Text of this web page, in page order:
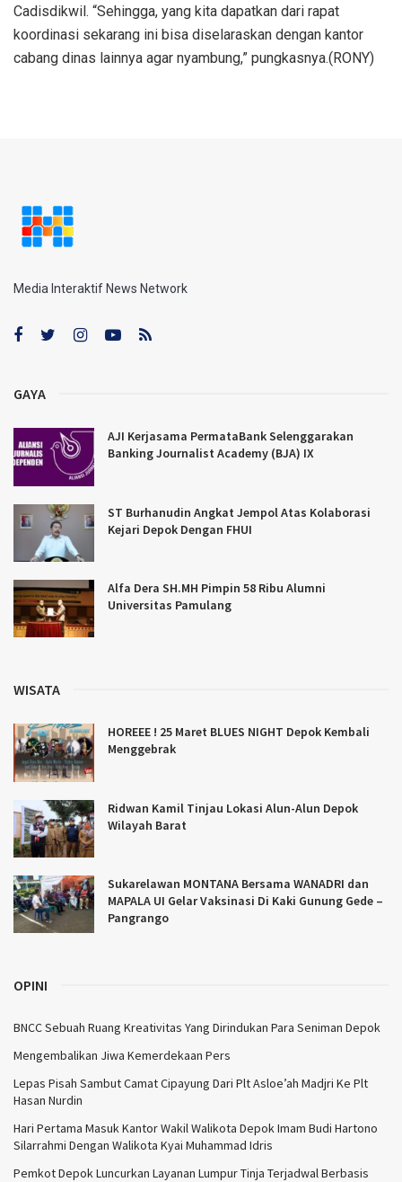
Cadisdikwil. “Sehingga, yang kita dapatkan dari rapat
koordinasi sekarang ini bisa diselaraskan dengan kantor
cabang dinas lainnya agar nyambung,” pungkasnya.(RONY)
Media Interaktif News Network
GAYA
AJI Kerjasama PermataBank Selenggarakan
Banking Journalist Academy (BJA) IX
ST Burhanudin Angkat Jempol Atas Kolaborasi
Kejari Depok Dengan FHUI
Alfa Dera SH.MH Pimpin 58 Ribu Alumni
Universitas Pamulang
WISATA
HOREEE ! 25 Maret BLUES NIGHT Depok Kembali
Menggebrak
Ridwan Kamil Tinjau Lokasi Alun-Alun Depok
Wilayah Barat
Sukarelawan MONTANA Bersama WANADRI dan
MAPALA UI Gelar Vaksinasi Di Kaki Gunung Gede –
Pangrango
OPINI
BNCC Sebuah Ruang Kreativitas Yang Dirindukan Para Seniman Depok
Mengembalikan Jiwa Kemerdekaan Pers
Lepas Pisah Sambut Camat Cipayung Dari Plt Asloe’ah Madjri Ke Plt
Hasan Nurdin
Hari Pertama Masuk Kantor Wakil Walikota Depok Imam Budi Hartono
Silarrahmi Dengan Walikota Kyai Muhammad Idris
Pemkot Depok Luncurkan Layanan Lumpur Tinja Terjadwal Berbasis